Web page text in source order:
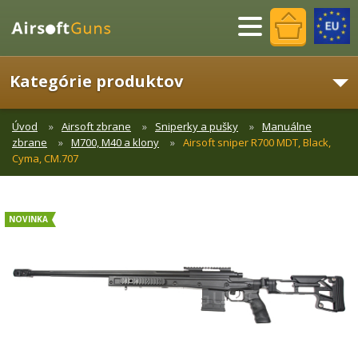
Menu
Kategórie produktov
Úvod Airsoft zbrane Sniperky a pušky
Manuálne
zbrane
M700, M40 a klony
Airsoft sniper R700 MDT, Black,
Cyma, CM.707
NOVINKA